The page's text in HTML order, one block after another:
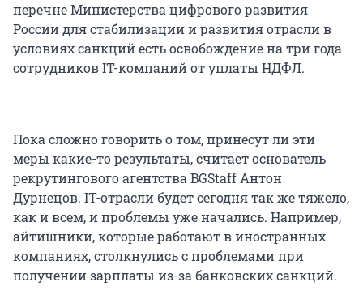
перечне Министерства цифрового развития
России для стабилизации и развития отрасли в
условиях санкций есть освобождение на три года
сотрудников IT-компаний от уплаты НДФЛ.
Пока сложно говорить о том, принесут ли эти
меры какие-то результаты, считает основатель
рекрутингового агентства BGStaff Антон
Дурнецов. IT-отрасли будет сегодня так же тяжело,
как и всем, и проблемы уже начались. Например,
айтишники, которые работают в иностранных
компаниях, столкнулись с проблемами при
получении зарплаты из-за банковских санкций.